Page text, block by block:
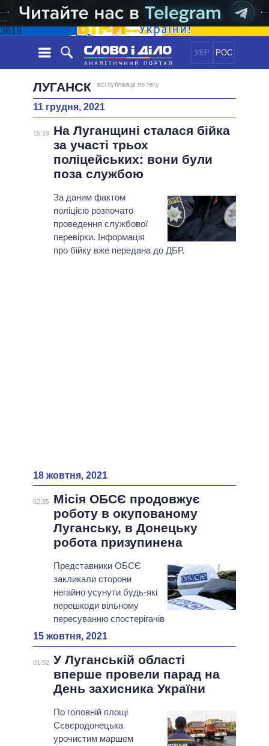
3618
УКР РОС
НОВИНИ
СТРІЧКА
ПОДІЇ
СТАТТІ
ДУМКИ
ДАЙДЖЕСТИ
ЕКОНОМІКА
СУСПІЛЬСТВО
СВІТ
ПОЛIТИКИ
УСІ ПОЛІТИКИ
ПРЕЗИДЕНТ І ОФІС
ВЕРХОВНА РАДА
КАБІНЕТ МІНІСТРІВ
ГОЛОВИ ОБЛАДМІНІСТРАЦІЙ
МЕРИ МІСТ
ІНФОГРАФІКА
ПІДТРИМАТИ
ПОРІВНЯННЯ ПОЛІТИКІВ
ЛУГАНСК всі публікації по тегу
11 грудня, 2021
15:19
На Луганщині сталася бійка
за участі трьох
поліцейських: вони були
поза службою
За даним фактом
поліцією розпочато
проведення службової
перевірки. Інформація
про бійку вже передана до ДБР.
18 жовтня, 2021
02:55
Місія ОБСЄ продовжує
роботу в окупованому
Луганську, в Донецьку
робота призупинена
Представники ОБСЄ
закликали сторони
негайно усунути будь-які
перешкоди вільному
пересуванню спостерігачів
15 жовтня, 2021
01:52 У Луганській області
вперше провели парад на
День захисника України
По головній площі
Сєвєродонецька
урочистим маршем